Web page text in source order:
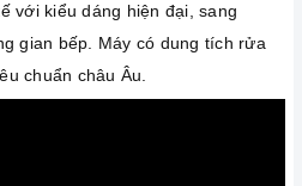
với kiểu dáng hiện đại, sang
gian bếp. Máy có dung tích rửa
chuẩn châu Âu.